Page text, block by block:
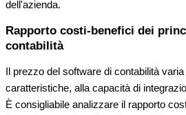
dell'azienda.
Rapporto costi-benefici dei
contabilità
Il prezzo del software di contabilità
caratteristiche, alla capacità di
È consigliabile analizzare il rapporto